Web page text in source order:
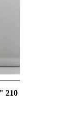
210